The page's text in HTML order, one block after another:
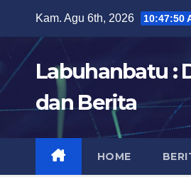
content
Kam. Agu 6th, 2026 10:47:52
Labuhanbatu :
dan Berita
HOME